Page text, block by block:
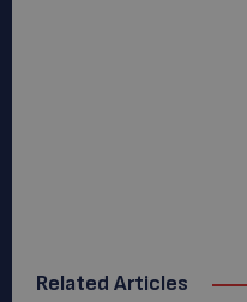
Related Articles